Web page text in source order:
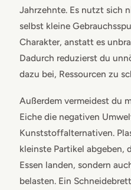
Jahrzehnte. Es nutzt sich
selbst kleine
Charakter, anstatt es
Dadurch reduzierst du
dazu bei, Ressourcen zu
Außerdem vermeidest du
Eiche die negativen
Kunststoffalternativen.
kleinste Partikel abgeben,
Essen landen, sondern
belasten. Ein